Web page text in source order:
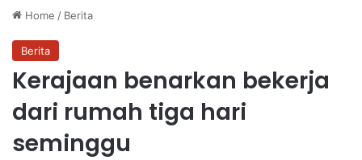
Home / Berita
Berita
Kerajaan benarkan bekerja
dari rumah tiga hari
seminggu